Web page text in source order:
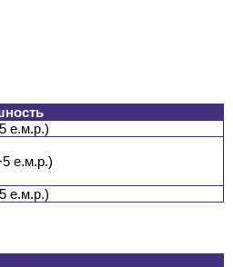
е.м.р.)
е.м.р.)
е.м.р.)